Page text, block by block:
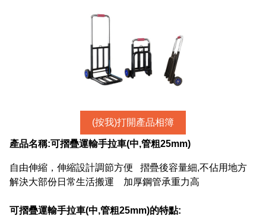
(按我)打開產品相簿
產品名稱:可摺疊運輸手拉車(中,管粗25mm)
自由伸縮，伸縮設計調節方便 摺疊後容量細,不佔用地方
解決大部份日常生活搬運 加厚鋼管承重力高
可摺疊運輸手拉車(中,管粗25mm)的特點: